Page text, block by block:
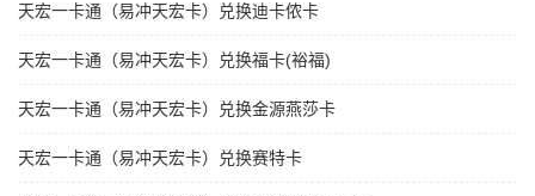
天宏一卡通（易冲天宏卡）兑换迪卡侬卡
天宏一卡通（易冲天宏卡）兑换福卡(裕福)
天宏一卡通（易冲天宏卡）兑换金源燕莎卡
天宏一卡通（易冲天宏卡）兑换赛特卡